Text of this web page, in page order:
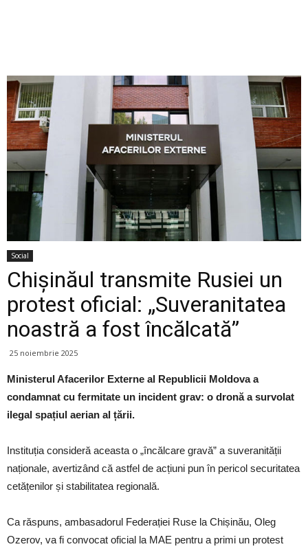
Social
Chișinăul transmite Rusiei un
protest oficial: „Suveranitatea
noastră a fost încălcată”
25 noiembrie 2025
Ministerul Afacerilor Externe al Republicii Moldova a
condamnat cu fermitate un incident grav: o dronă a survolat
ilegal spațiul aerian al țării.
Instituția consideră aceasta o „încălcare gravă” a suveranității
naționale, avertizând că astfel de acțiuni pun în pericol securitatea
cetățenilor și stabilitatea regională.
Ca răspuns, ambasadorul Federației Ruse la Chișinău, Oleg
Ozerov, va fi convocat oficial la MAE pentru a primi un protest